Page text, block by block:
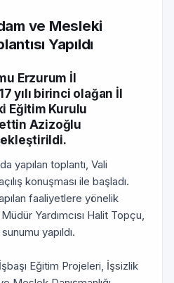
ve Mesleki
Yapıldı
Erzurum İl
yılı birinci olağan İl
Eğitim Kurulu
Azizoğlu
yapılan toplantı, Vali
konuşması ile başladı.
faaliyetlere yönelik
Yardımcısı Halit Topçu,
yapıldı.
Eğitim Projeleri, İşsizlik